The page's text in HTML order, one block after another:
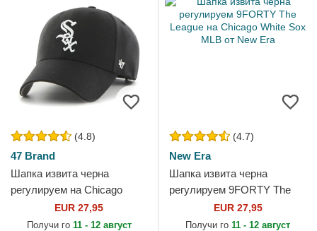
(4.8)
47 Brand
Шапка извита черна
регулируем на Chicago
White Sox MLB от 47 Brand
EUR 27,95
Получи го 11 - 12 август
(4.7)
New Era
Шапка извита черна
регулируем 9FORTY The
League на Chicago White
Sox MLB от New Era
EUR 27,95
Получи го 11 - 12 август